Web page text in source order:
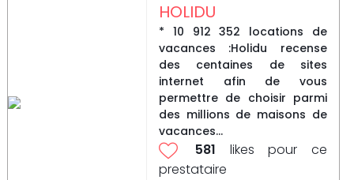
HOLIDU
* 10 912 352 locations de
vacances :Holidu recense
des centaines de sites
internet afin de vous
permettre de choisir parmi
des millions de maisons de
vacances...
581 likes pour ce
prestataire